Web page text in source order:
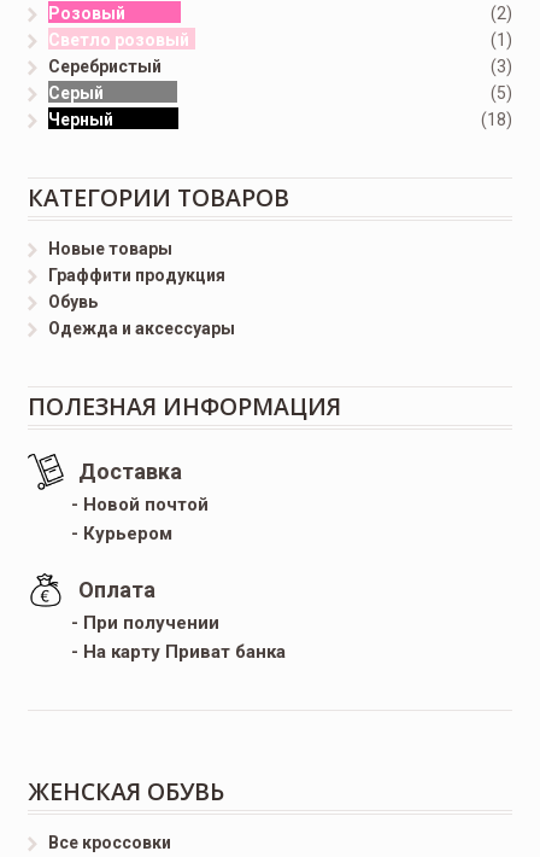
Розовый
(2)
Светло розовый
(1)
Серебристый
(3)
Серый
(5)
Черный
(18)
КАТЕГОРИИ ТОВАРОВ
Новые товары
Граффити продукция
Обувь
Одежда и аксессуары
ПОЛЕЗНАЯ ИНФОРМАЦИЯ
Доставка
- Новой почтой
- Курьером
Оплата
- При получении
- На карту Приват банка
ЖЕНСКАЯ ОБУВЬ
Все кроссовки